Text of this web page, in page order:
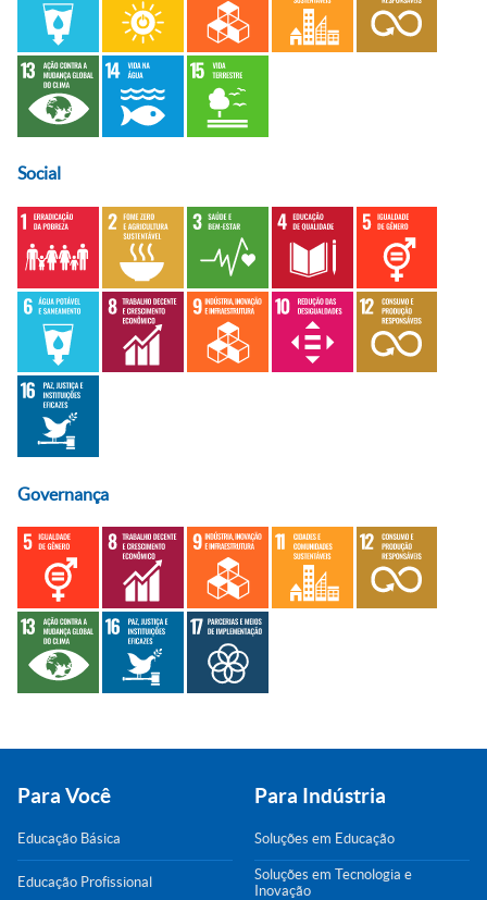
Social
Governança
Para Você
Educação Básica
Educação Profissional
Para Indústria
Soluções em Educação
Soluções em Tecnologia e
Inovação